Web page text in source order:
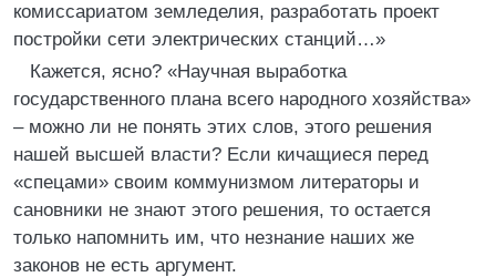
комиссариатом земледелия, разработать проект
постройки сети электрических станций…»
Кажется, ясно? «Научная выработка
государственного плана всего народного хозяйства»
– можно ли не понять этих слов, этого решения
нашей высшей власти? Если кичащиеся перед
«спецами» своим коммунизмом литераторы и
сановники не знают этого решения, то остается
только напомнить им, что незнание наших же
законов не есть аргумент.